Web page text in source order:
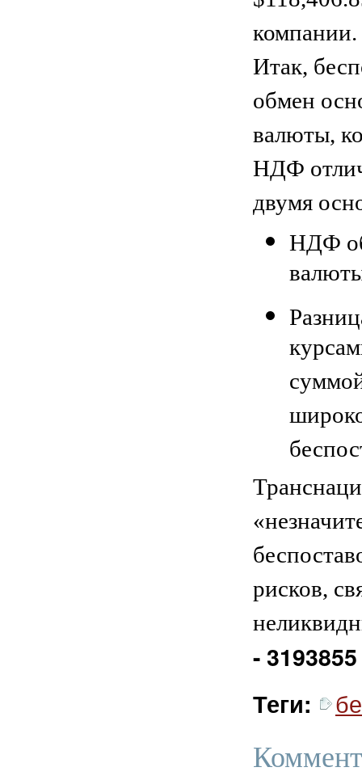
компании.
Итак,
обмен
валюты,
НДФ
двумя
НДФ
рисков,
- 3193855
Теги: